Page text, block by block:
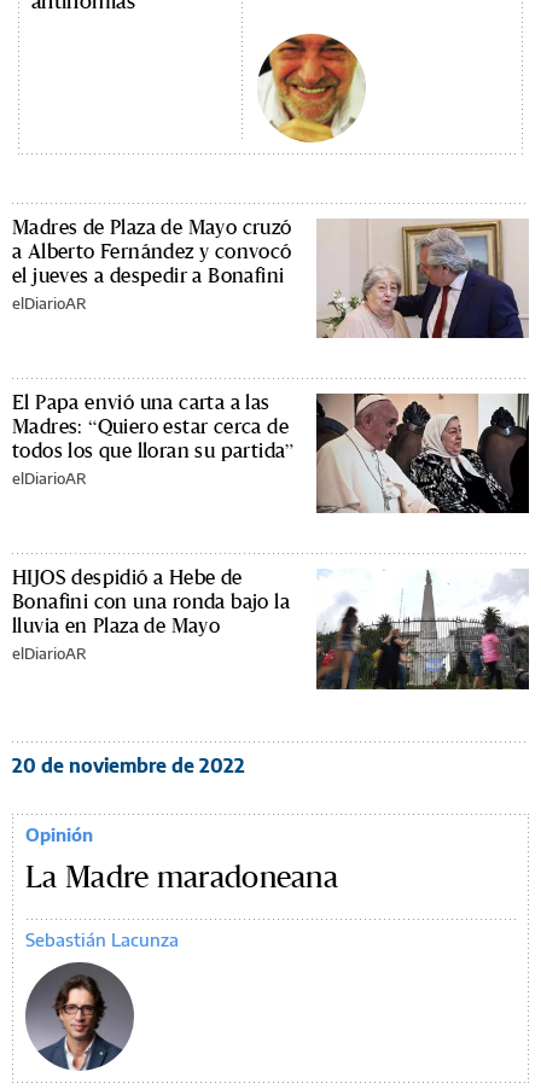
Madres de Plaza de Mayo cruzó
a Alberto Fernández y convocó
el jueves a despedir a Bonafini
elDiarioAR
El Papa envió una carta a las
Madres: “Quiero estar cerca de
todos los que lloran su partida”
elDiarioAR
HIJOS despidió a Hebe de
Bonafini con una ronda bajo la
lluvia en Plaza de Mayo
elDiarioAR
20 de noviembre de 2022
Opinión
La Madre maradoneana
Sebastián Lacunza